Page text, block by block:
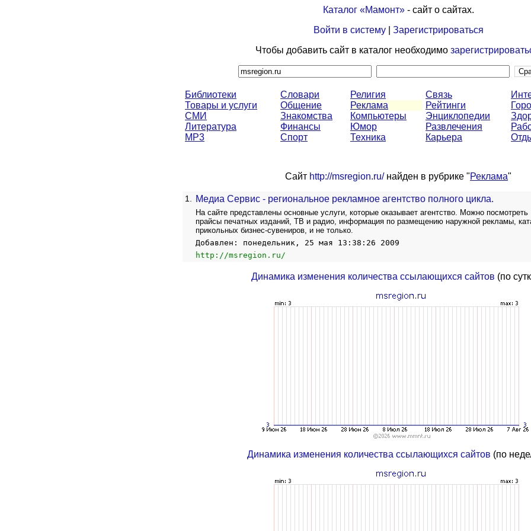
Каталог «Мамонт»- сайт о сайтах.
Войти в систему| Зарегистрироваться
Чтобы добавить сайт в каталог необходимо
Библиотеки
Товары и услуги
СМИ
Литература
MP3
Словари
Общение
Знакомства
Финансы
Спорт
Религия
Реклама
Компьютеры
Юмор
Техника
Связь
Рейтинги
Энциклопедии
Развлечения
Карьера
Сайт http://msregion.ru/найден в рубрике "Реклама"
1. Медиа Сервис - региональное рекламное агентство полного цикла.
На сайте представлены основные услуги, которые оказывает агентство. Можно посмотреть
прайсы печатных изданий, ТВ и радио, информация по размещению наружной рекламы,
прикольных бизнес-сувениров, и не только.
Добавлен: понедельник, 25 мая 13:38:26 2009
http://msregion.ru/
Динамика изменения количества ссылающихся сайтов (по
Динамика изменения количества ссылающихся сайтов (по